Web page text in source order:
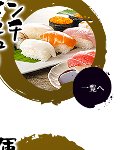
厳選ランチ
2,420円